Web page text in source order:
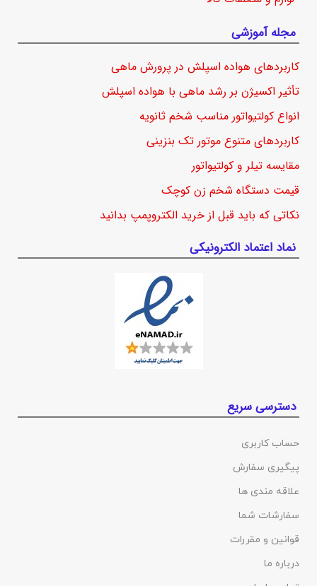
مجله آموزشی
کاربردهای هواده اسپلش در پرورش ماهی
تأثیر اکسیژن بر رشد ماهی با هواده اسپلش
انواع کولتیواتور مناسب شخم ثانویه
کاربردهای متنوع موتور تک بنزینی
مقایسه تیلر و کولتیواتور
قیمت دستگاه شخم زن کوچک
نکاتی که باید قبل از خرید الکتروپمپ بدانید
نماد اعتماد الکترونیکی
دسترسی سریع
حساب کاربری
پیگیری سفارش
علاقه مندی ها
سفارشات شما
قوانین و مقررات
درباره ما